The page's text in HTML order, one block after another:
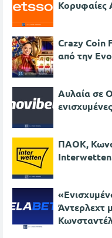
Κορυφαίες
Crazy Coin
από την
Αυλαία σε
ΠΑΟΚ,
Άντερλεχτ